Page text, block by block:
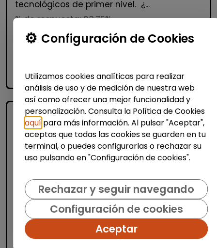
tecnológicos de primer nivel. ¿...
% de respuesta: 93,75%
accessibility_newPersonas con discapacidad
Logística, Almacén y Compras
Conductor/a carnet c (mérida)
centro especial de empleo
OCON EXTREMEÑA | España(Badajoz)
Configuración de Cookies
Utilizamos cookies analíticas para realizar
análisis de uso y de medición de nuestra web
así como ofrecer una mejor funcionalidad y
personalización. Consulta la Política de Cookies
aquí para más información. Al pulsar "Aceptar",
aceptas que todas las cookies se guarden en tu
terminal, o puedes configurarlas o rechazar su
uso pulsando en "Configuración de cookies".
Rechazar y seguir navegando
Configuración de cookies
Aceptar